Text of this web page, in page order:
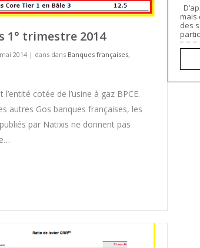
1° trimestre 2014
2014 | dans dans Banques françaises,
l’entité cotée de l’usine à gaz BPCE.
autres Gos banques françaises, les
par Natixis ne donnent pas
mais
des